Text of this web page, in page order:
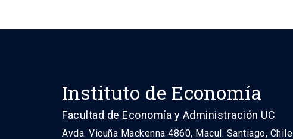
Instituto de Economía
Facultad de Economía y Administración UC
Avda. Vicuña Mackenna 4860, Macul. Santiago, Chile